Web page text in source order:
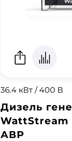
36.4 кВт / 400 В
Дизель
WattStream
АВР